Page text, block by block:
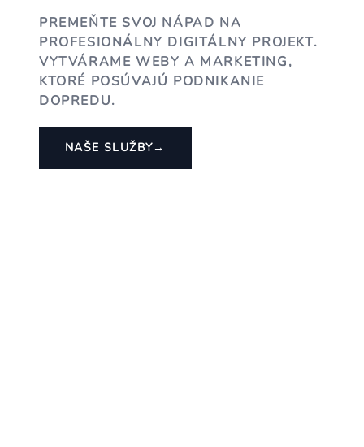
PREMEŇTE SVOJ NÁPAD NA
PROFESIONÁLNY DIGITÁLNY PROJEKT.
VYTVÁRAME WEBY A MARKETING,
KTORÉ POSÚVAJÚ PODNIKANIE
DOPREDU.
NAŠE SLUŽBY→